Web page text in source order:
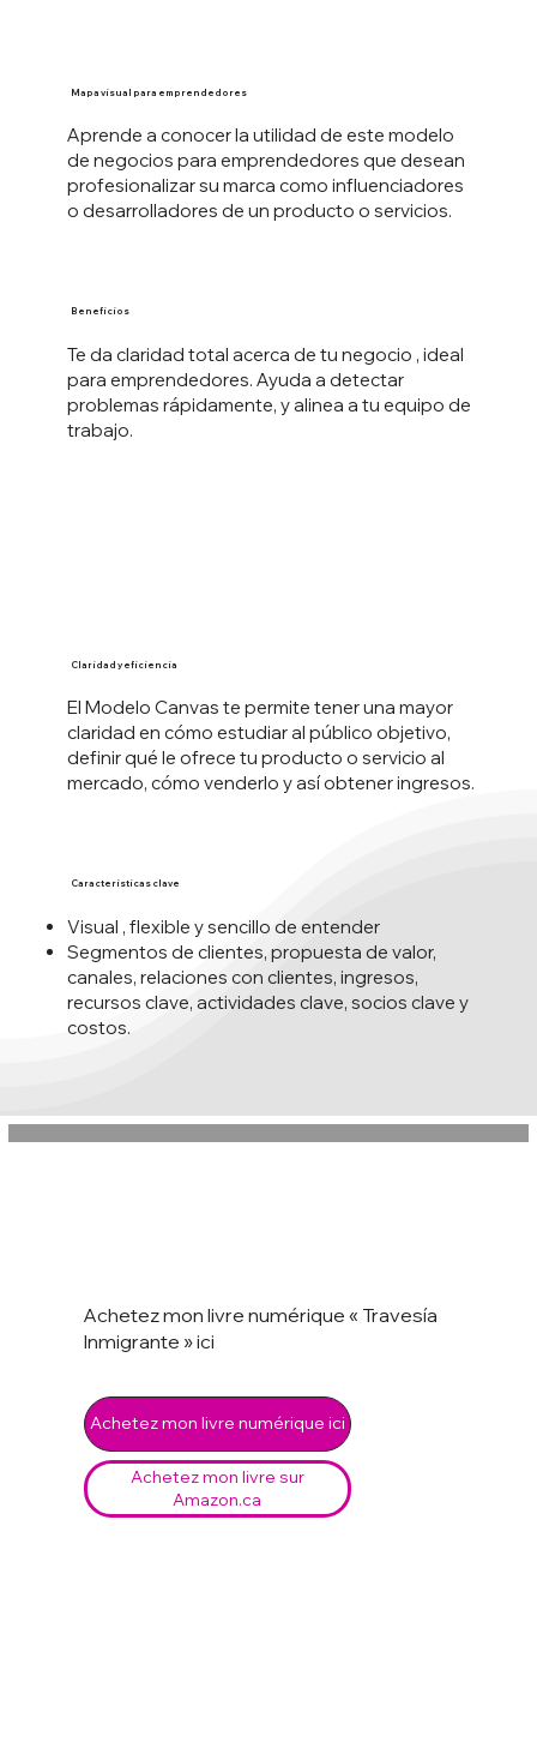
Mapa visual para emprendedores
Aprende a conocer la utilidad de este modelo
de negocios para emprendedores que desean
profesionalizar su marca como influenciadores
o desarrolladores de un producto o servicios.
Beneficios
Te da claridad total acerca de tu negocio , ideal
para emprendedores. Ayuda a detectar
problemas rápidamente, y alinea a tu equipo de
trabajo.
Claridad y eficiencia
El Modelo Canvas te permite tener una mayor
claridad en cómo estudiar al público objetivo,
definir qué le ofrece tu producto o servicio al
mercado, cómo venderlo y así obtener ingresos.
Características clave
Visual , flexible y sencillo de entender
Segmentos de clientes, propuesta de valor,
canales, relaciones con clientes, ingresos,
recursos clave, actividades clave, socios clave y
costos.
Achetez mon livre numérique « Travesía
Inmigrante » ici
Achetez mon livre numérique ici
Achetez mon livre sur
Amazon.ca